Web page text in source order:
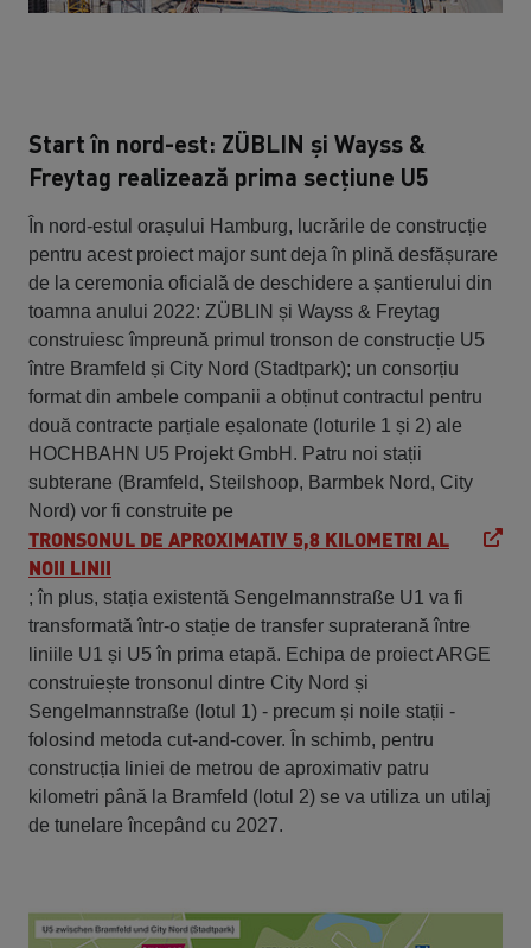
Start în nord-est: ZÜBLIN și Wayss &
Freytag realizează prima secțiune U5
În nord-estul orașului Hamburg, lucrările de construcție
pentru acest proiect major sunt deja în plină desfășurare
de la ceremonia oficială de deschidere a șantierului din
toamna anului 2022: ZÜBLIN și Wayss & Freytag
construiesc împreună primul tronson de construcție U5
între Bramfeld și City Nord (Stadtpark); un consorțiu
format din ambele companii a obținut contractul pentru
două contracte parțiale eșalonate (loturile 1 și 2) ale
HOCHBAHN U5 Projekt GmbH. Patru noi stații
subterane (Bramfeld, Steilshoop, Barmbek Nord, City
Nord) vor fi construite pe
TRONSONUL DE APROXIMATIV 5,8 KILOMETRI AL
NOII LINII
; în plus, stația existentă Sengelmannstraße U1 va fi
transformată într-o stație de transfer supraterană între
liniile U1 și U5 în prima etapă. Echipa de proiect ARGE
construiește tronsonul dintre City Nord și
Sengelmannstraße (lotul 1) - precum și noile stații -
folosind metoda cut-and-cover. În schimb, pentru
construcția liniei de metrou de aproximativ patru
kilometri până la Bramfeld (lotul 2) se va utiliza un utilaj
de tunelare începând cu 2027.